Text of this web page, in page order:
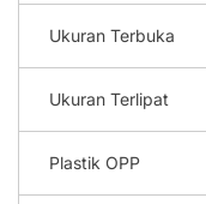
Ukuran Terbuka
Ukuran Terlipat
Plastik OPP